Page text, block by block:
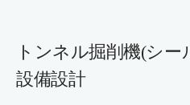
トンネル掘削機(シ
設備設計